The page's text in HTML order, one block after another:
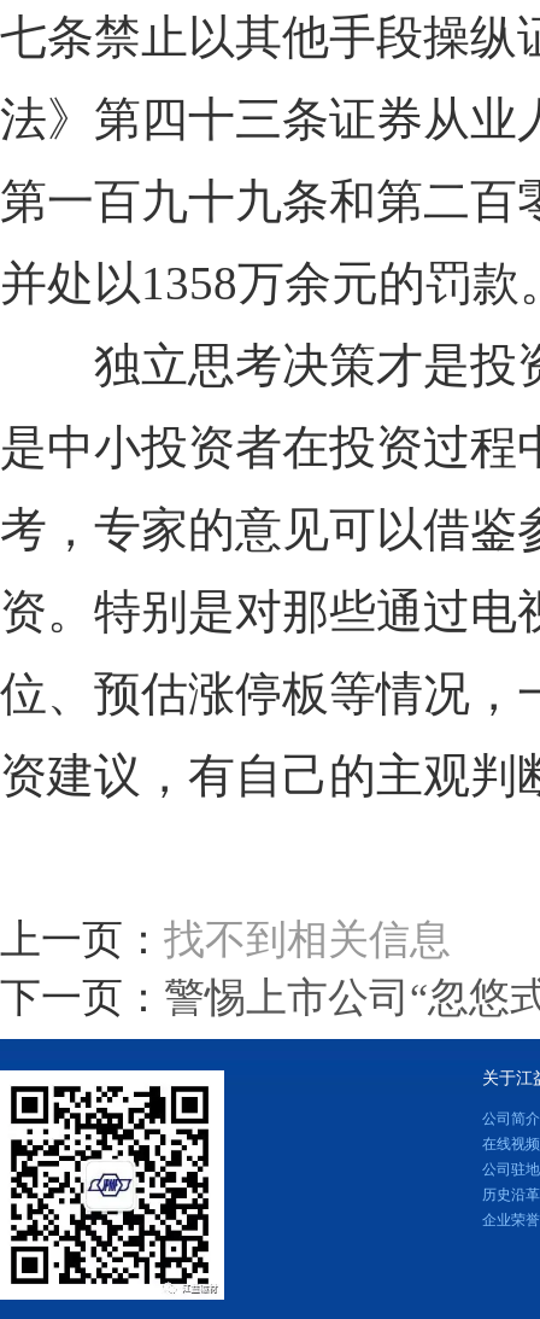
七条禁止以其他手段操纵
法》第四十三条证券从业
第一百九十九条和第二百
并处以1358万余元的罚款
独立思考决策才是投
是中小投资者在投资过
考，专家的意见可以借鉴
资。特别是对那些通过
位、预估涨停板等情况，
资建议，有自己的主观
上一页： 找不到相关信息
下一页： 警惕上市公司“忽悠
关于江
公司简介
在线视频
公司驻地
历史沿革
企业荣誉